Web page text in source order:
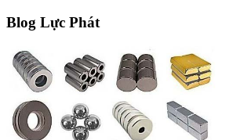
Blog Lực Phát